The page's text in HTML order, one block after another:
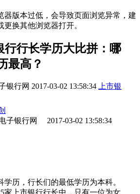
器版本过低，会导致页面浏览异常，建
换其他浏览器打开。
行行长学历大比拼：哪
最高？
银行网 2017-03-02 13:58:34 上市银
银行网 2017-03-02 13:58:34
学历，行长们的最低学历为本科。
家上市银行行长中，只有一位为女